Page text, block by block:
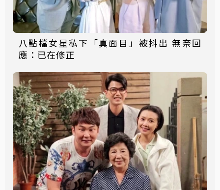
八點檔女星私下「真面目」被抖出 無奈回
應：已在修正